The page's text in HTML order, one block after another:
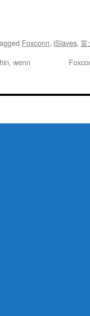
Foxconn, iSlaves, 富
wenn